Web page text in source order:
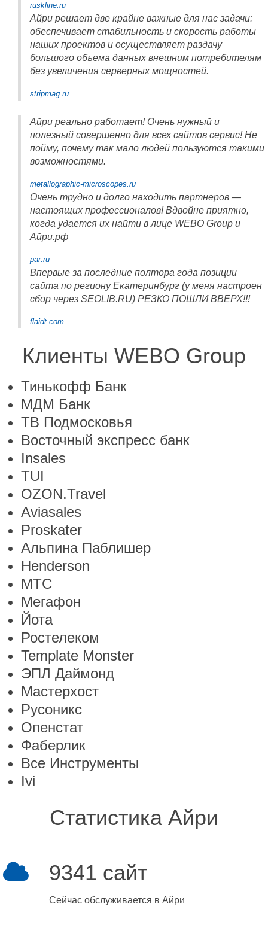
ruskline.ru
Айри решает две крайне важные для нас задачи:
обеспечивает стабильность и скорость работы
наших проектов и осуществляет раздачу
большого объема данных внешним потребителям
без увеличения серверных мощностей.
stripmag.ru
Айри реально работает! Очень нужный и
полезный совершенно для всех сайтов сервис! Не
пойму, почему так мало людей пользуются такими
возможностями.
metallographic-microscopes.ru
Очень трудно и долго находить партнеров —
настоящих профессионалов! Вдвойне приятно,
когда удается их найти в лице WEBO Group и
Айри.рф
par.ru
Впервые за последние полтора года позиции
сайта по региону Екатеринбург (у меня настроен
сбор через SEOLIB.RU) РЕЗКО ПОШЛИ ВВЕРХ!!!
flaidt.com
Клиенты WEBO Group
Тинькофф Банк
МДМ Банк
ТВ Подмосковья
Восточный экспресс банк
Insales
TUI
OZON.Travel
Aviasales
Proskater
Альпина Паблишер
Henderson
МТС
Мегафон
Йота
Ростелеком
Template Monster
ЭПЛ Даймонд
Мастерхост
Русоникс
Опенстат
Фаберлик
Все Инструменты
Ivi
Статистика Айри
9341 сайт
Сейчас обслуживается в Айри